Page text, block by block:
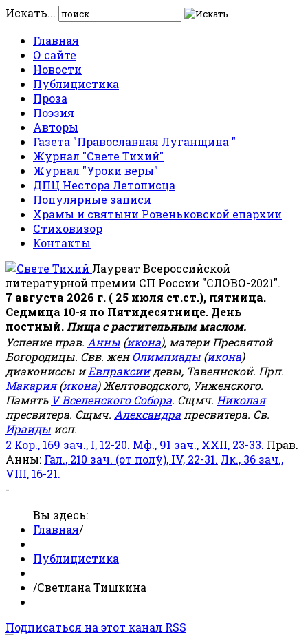
Искать...
Главная
О сайте
Новости
Публицистика
Проза
Поэзия
Авторы
Газета "Православная Луганщина "
Журнал "Свете Тихий"
Журнал "Уроки веры"
ДПЦ Нестора Летописца
Популярные записи
Храмы и святыни Ровеньковской епархии
Стиховизор
Контакты
Лауреат Всероссийской
литературной премии СП России "СЛОВО-2021".
7 августа 2026 г. ( 25 июля ст.ст.), пятница.
Седмица 10-я по Пятидесятнице. День
постный. Пища с растительным маслом.
Успение прав. Анны (икона), матери Пресвятой
Богородицы. Свв. женОлимпиады (икона)
диакониссы иЕвпраксиидевы, Тавеннской. Прп.
Макария(икона) Желтоводского, Унженского.
Память V Вселенского Собора. Сщмч. Николая
пресвитера. Сщмч. Александра пресвитера. Св.
Ираиды исп.
2 Кор., 169 зач., I, 12-20. Мф., 91 зач., XXII, 23-33. Прав.
Анны: Гал., 210 зач. (от полу́), IV, 22-31. Лк., 36 зач.,
VIII, 16-21.
-
Вы здесь:
Главная/
Публицистика
/Светлана Тишкина
Подписаться на этот канал RSS